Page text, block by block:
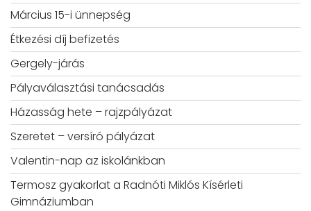
Március 15-i ünnepség
Étkezési díj befizetés
Gergely-járás
Pályaválasztási tanácsadás
Házasság hete – rajzpályázat
Szeretet – versíró pályázat
Valentin-nap az iskolánkban
Termosz gyakorlat a Radnóti Miklós Kísérleti
Gimnáziumban